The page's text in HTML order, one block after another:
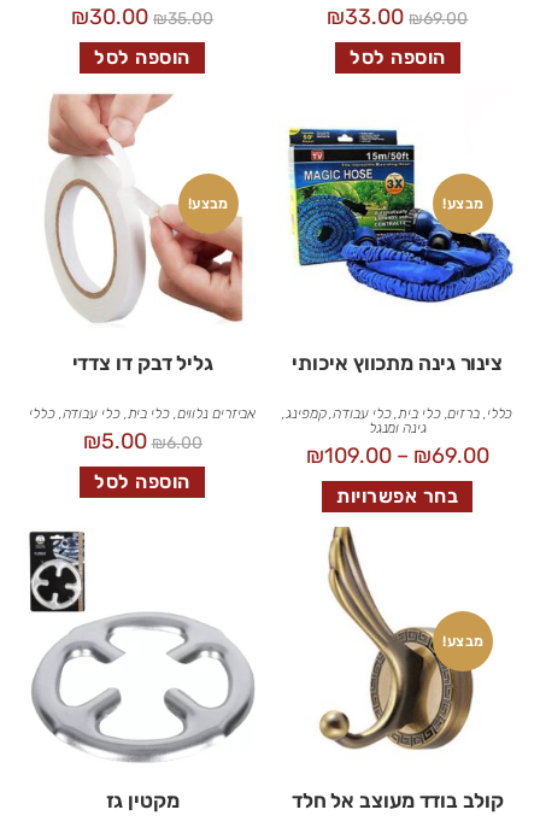
₪69.00
₪33.00
הוספה לסל
₪35.00
₪30.00
הוספה לסל
מבצע!
צינור גינה מתכווץ איכותי
כללי ,ברזים,כלי בית ,כלי עבודה,קמפינג,
גינה ומנגל
₪69.00
–
₪109.00
בחר אפשרויות
מבצע!
גליל דבק דו צדדי
אביזרים נלווים ,כלי בית ,כלי עבודה ,כללי
₪6.00
₪5.00
הוספה לסל
מבצע!
קולב בודד מעוצב אל חלד מקטין גז